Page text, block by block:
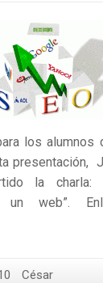
los alumnos
presentación,
la charla:
un web”.
César